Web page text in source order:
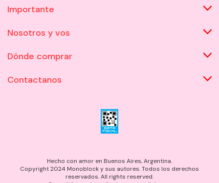
Importante
Nosotros y vos
Dónde comprar
Contactanos
Hecho con amor en Buenos Aires, Argentina.
Copyright 2024 Monoblock y sus autores. Todos los derechos
reservados. All rights reserved.